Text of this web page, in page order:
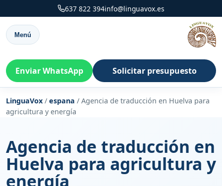
637 822 394info@linguavox.es
Menú
Enviar WhatsApp Solicitar presupuesto
LinguaVox / espana / Agencia de traducción en Huelva para
agricultura y energía
Agencia de traducción en
Huelva para agricultura y
energía